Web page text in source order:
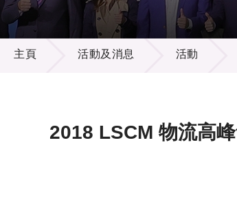
活動及消息
主頁 活動及消息 活動
2018 LSCM 物流高